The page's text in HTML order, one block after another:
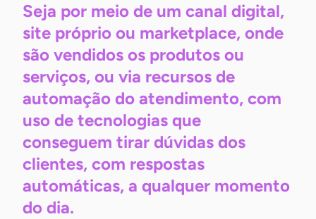
Seja por meio de um canal digital,
site próprio ou marketplace, onde
são vendidos os produtos ou
serviços, ou via recursos de
automação do atendimento, com
uso de tecnologias que
conseguem tirar dúvidas dos
clientes, com respostas
automáticas, a qualquer momento
do dia.